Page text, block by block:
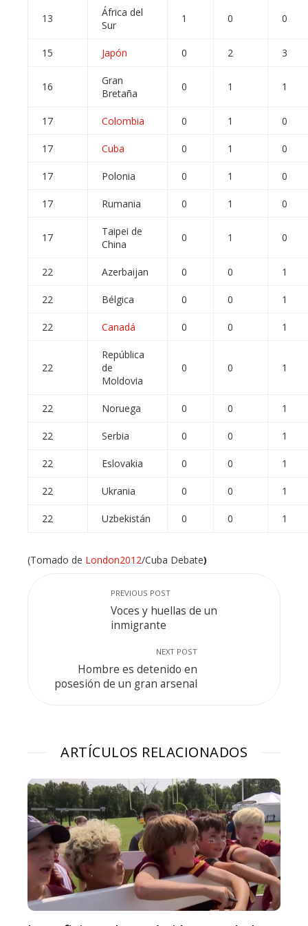
13
África del
Sur
1 0 0
15 Japón 0 2 3
16
Gran
Bretaña
0 1 1
17 Colombia 0 1 0
17 Cuba 0 1 0
17 Polonia 0 1 0
17 Rumania 0 1 0
17
Taipei de
China
0 1 0
22 Azerbaijan 0 0 1
22 Bélgica 0 0 1
22 Canadá 0 0 1
22
República
de
Moldovia
0 0 1
22 Noruega 0 0 1
22 Serbia 0 0 1
22 Eslovakia 0 0 1
22 Ukrania 0 0 1
22 Uzbekistán 0 0 1
(Tomado de London2012/Cuba Debate)
PREVIOUS POST
Voces y huellas de un
inmigrante
NEXT POST
Hombre es detenido en
posesión de un gran arsenal
ARTÍCULOS RELACIONADOS